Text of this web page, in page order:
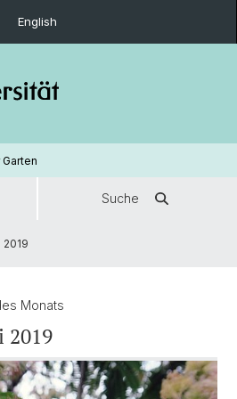
English
Suche
Monats
2019